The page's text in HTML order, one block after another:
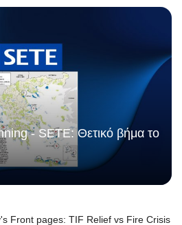
- SETE: Θετικό βήμα το
Front pages: TIF Relief vs Fire Crisis